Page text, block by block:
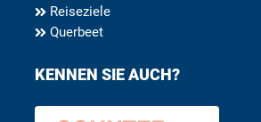
Reiseziele
Querbeet
KENNEN SIE AUCH?